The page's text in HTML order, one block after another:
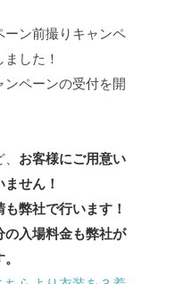
ーン前撮りキャンペ
した！
ンペーンの受付を開
お客様にご用意い
せん！
弊社で行います！
の入場料金も弊社が